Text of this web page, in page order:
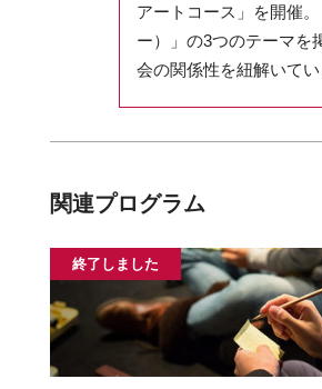
アートコース」を開催
ー）」の3つのテーマを
会の関係性を紐解いてい
関連プログラム
終了しました